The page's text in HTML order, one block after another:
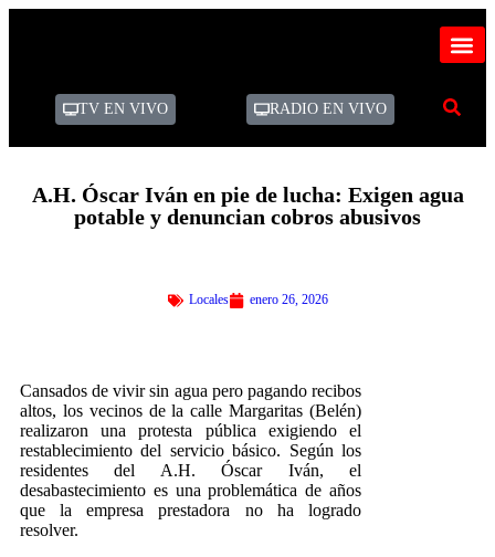
TV EN VIVO RADIO EN VIVO
A.H. Óscar Iván en pie de lucha: Exigen agua
potable y denuncian cobros abusivos
Locales enero 26, 2026
Cansados de vivir sin agua pero pagando recibos
altos, los vecinos de la calle Margaritas (Belén)
realizaron una protesta pública exigiendo el
restablecimiento del servicio básico. Según los
residentes del A.H. Óscar Iván, el
desabastecimiento es una problemática de años
que la empresa prestadora no ha logrado
resolver.